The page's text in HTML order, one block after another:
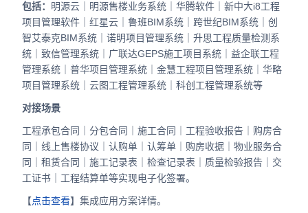
包括： 明源云｜明源售楼业务系统｜华腾软件｜新中大i8工程
项目管理软件｜红星云｜鲁班BIM系统｜跨世纪BIM系统｜创
智艾泰克BIM系统｜诺明项目管理系统｜升思工程质量检测系
统｜致信管理系统｜广联达GEPS施工项目系统｜益企联工程
管理系统｜普华项目管理系统｜金慧工程项目管理系统｜华略
项目管理系统｜云图工程管理系统｜科创工程管理系统等
对接场景
工程承包合同｜分包合同｜施工合同｜工程验收报告｜购房合
同｜线上售楼协议｜认购单｜认筹单｜购房收据｜物业服务合
同｜租赁合同｜施工记录表｜检查记录表｜质量检验报告｜交
工证书｜工程结算单等实现电子化签署。
【点击查看】集成应用方案详情。